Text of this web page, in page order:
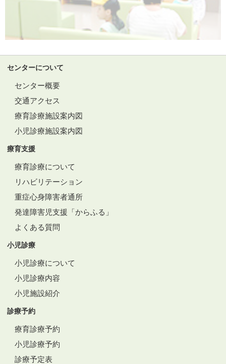
センターについて
センター概要
交通アクセス
療育診療施設案内図
小児診療施設案内図
療育支援
療育診療について
リハビリテーション
重症心身障害者通所
発達障害児支援「からふる」
よくある質問
小児診療
小児診療について
小児診療内容
小児施設紹介
診療予約
療育診療予約
小児診療予約
診療予定表